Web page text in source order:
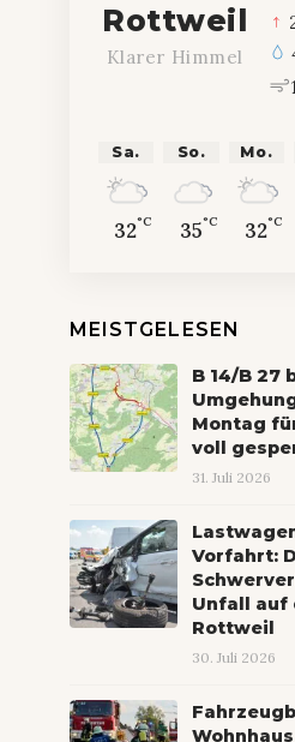
Rottweil
Klarer Himmel
Sa.
32°C
So.
35°C
Mo.
32°C
MEISTGELESEN
B 14/B 27
Montag
voll
31. Juli 2026
Vorfahrt:
Unfall auf
Rottweil
30. Juli 2026